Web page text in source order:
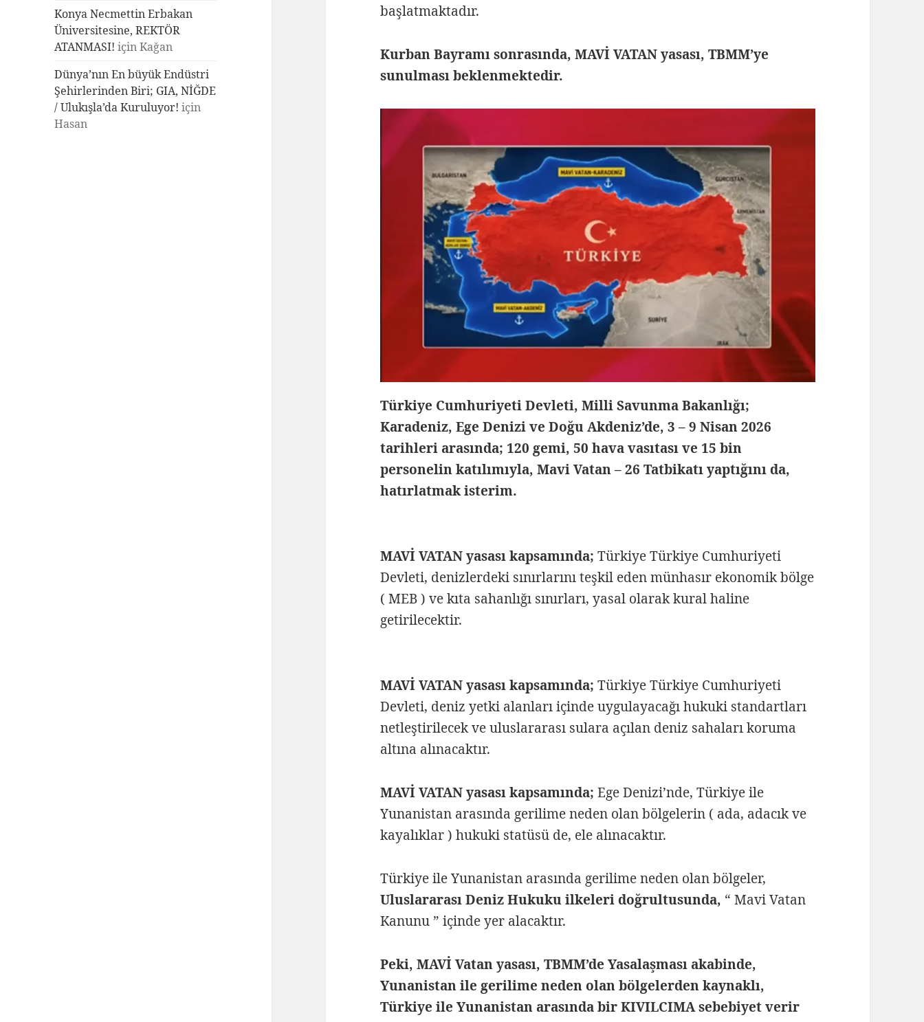
Konya Necmettin Erbakan
Üniversitesine, REKTÖR
ATANMASI! içinKağan
Dünya’nın En büyük Endüstri
Şehirlerinden Biri; GIA, NİĞDE
/ Ulukışla’da Kuruluyor! için
Hasan
başlatmaktadır.
Kurban Bayramı sonrasında, MAVİ VATAN yasası, TBMM’ye
sunulması beklenmektedir.
Türkiye Cumhuriyeti Devleti, Milli Savunma Bakanlığı;
Karadeniz, Ege Denizi ve Doğu Akdeniz’de, 3 – 9 Nisan 2026
tarihleri arasında; 120 gemi, 50 hava vasıtası ve 15 bin
personelin katılımıyla,Mavi Vatan – 26 Tatbikatı yaptığını da,
hatırlatmak isterim.
MAVİ VATAN yasası kapsamında;Türkiye Türkiye Cumhuriyeti
Devleti, denizlerdeki sınırlarını teşkil eden münhasır ekonomik bölge
( MEB ) ve kıta sahanlığı sınırları, yasal olarak kural haline
getirilecektir.
MAVİ VATAN yasası kapsamında; Türkiye Türkiye Cumhuriyeti
Devleti, deniz yetki alanları içinde uygulayacağı hukuki standartları
netleştirilecek ve uluslararası sulara açılan deniz sahaları koruma
altına alınacaktır.
MAVİ VATAN yasası kapsamında; Ege Denizi’nde, Türkiye ile
Yunanistan arasında gerilime neden olan bölgelerin ( ada, adacık ve
kayalıklar ) hukuki statüsü de, ele alınacaktır.
Türkiye ile Yunanistan arasında gerilime neden olan bölgeler,
Uluslararası Deniz Hukuku ilkeleri doğrultusunda, “ Mavi Vatan
Kanunu ” içinde yer alacaktır.
Peki, MAVİ Vatan yasası, TBMM’de Yasalaşması akabinde,
Yunanistan ile gerilime neden olan bölgelerden kaynaklı,
Türkiye ile Yunanistan arasında bir KIVILCIMA sebebiyet verir